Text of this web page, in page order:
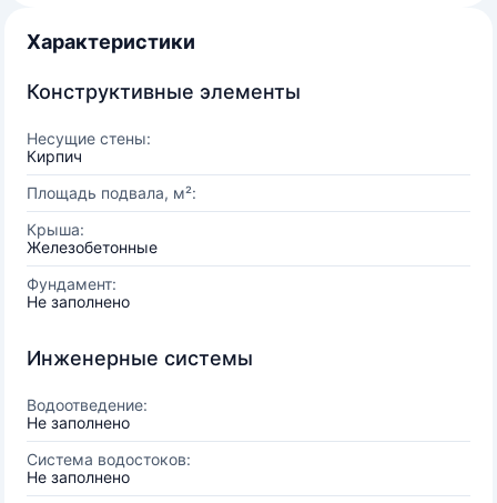
Характеристики
Конструктивные элементы
Несущие стены:
Кирпич
Площадь подвала, м²:
Крыша:
Железобетонные
Фундамент:
Не заполнено
Инженерные системы
Водоотведение:
Не заполнено
Система водостоков:
Не заполнено